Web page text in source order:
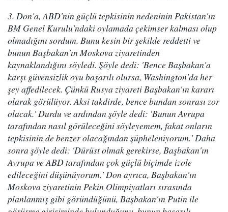
3. Don'a, ABD'nin güçlü tepkisinin nedeninin Pakistan'ın
BM Genel Kurulu'ndaki oylamada çekimser kalması olup
olmadığını sordum. Bunu kesin bir şekilde reddetti ve
bunun Başbakan'ın Moskova ziyaretinden
kaynaklandığını söyledi. Şöyle dedi: 'Bence Başbakan'a
karşı güvensizlik oyu başarılı olursa, Washington'da her
şey affedilecek. Çünkü Rusya ziyareti Başbakan'ın kararı
olarak görülüyor. Aksi takdirde, bence bundan sonrası zor
olacak.' Durdu ve ardından şöyle dedi: 'Bunun Avrupa
tarafından nasıl görüleceğini söyleyemem, fakat onların
tepkisinin de benzer olacağından şüpheleniyorum.' Daha
sonra şöyle dedi: 'Dürüst olmak gerekirse, Başbakan'ın
Avrupa ve ABD tarafından çok güçlü biçimde izole
edileceğini düşünüyorum.' Don ayrıca, Başbakan'ın
Moskova ziyaretinin Pekin Olimpiyatları sırasında
planlanmış gibi göründüğünü, Başbakan'ın Putin ile